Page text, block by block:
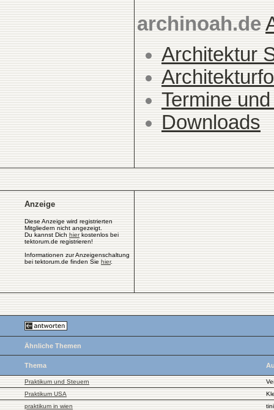
archinoah.de
Architektur
Termine
Downloads
Anzeige
Diese Anzeige wird registrierten
Mitgliedern nicht angezeigt.
Du kannst Dich hierkostenlos bei
tektorum.de registrieren!
Informationen zur Anzeigenschaltung
bei tektorum.de finden Sie hier.
Ähnliche Themen
Thema
Praktikum und Steuern
Praktikum USA
praktikum in wien